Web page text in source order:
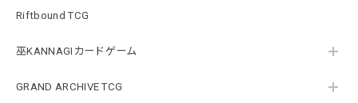
Riftbound TCG
巫KANNAGIカードゲーム
GRAND ARCHIVE TCG